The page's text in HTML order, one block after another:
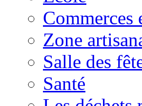
Commerces
Zone
Salle des
Santé